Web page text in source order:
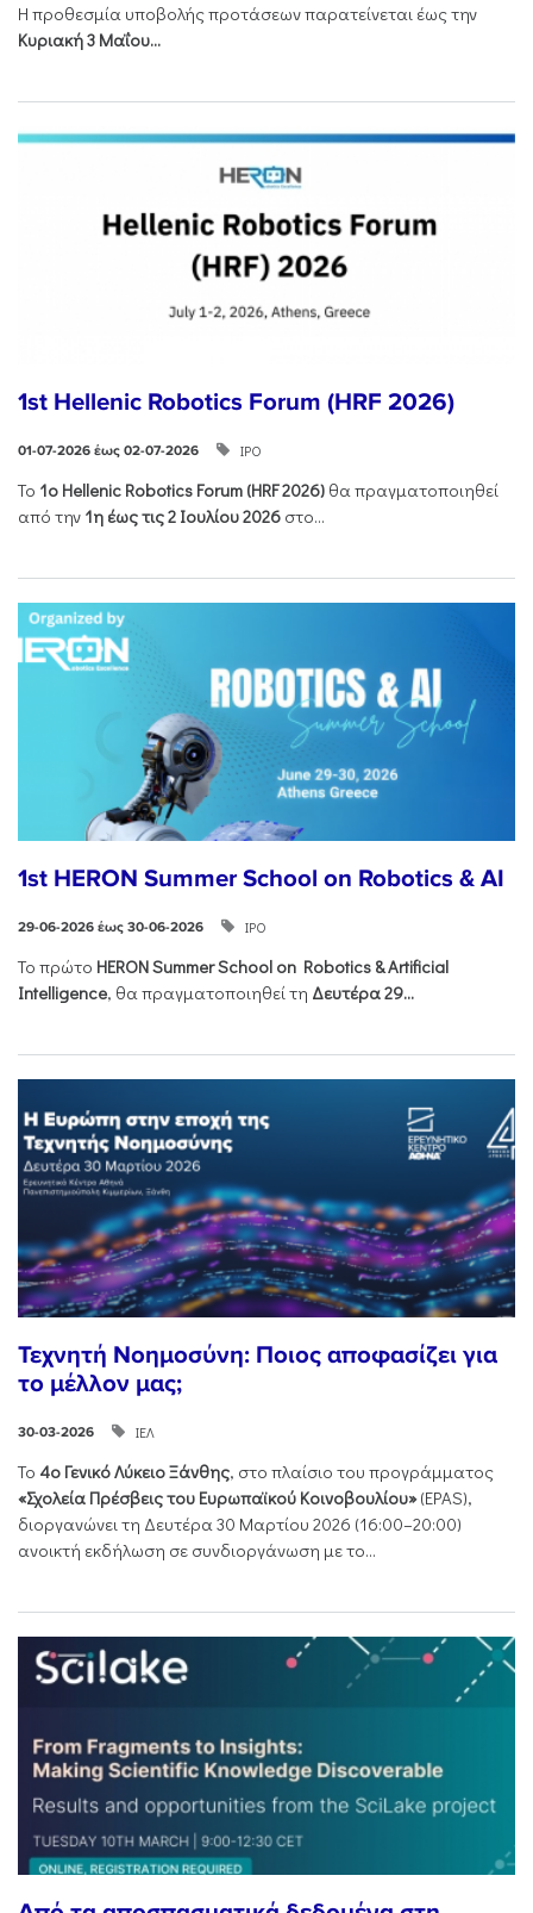
Η προθεσμία υποβολής προτάσεων παρατείνεται έως την
Κυριακή 3 Μαΐου...
1st Hellenic Robotics Forum (HRF 2026)
01-07-2026 έως 02-07-2026 ΙΡΟ
Το 1ο Hellenic Robotics Forum (HRF2026) θα πραγματοποιηθεί
από την 1η έως τις 2 Ιουλίου 2026 στο...
1st HERON Summer School on Robotics & AI
29-06-2026 έως 30-06-2026 ΙΡΟ
Το πρώτο HERONSummerSchool on Robotics &Artificial
Intelligence, θα πραγματοποιηθεί τη Δευτέρα 29...
Τεχνητή Νοημοσύνη: Ποιος αποφασίζει για
το μέλλον μας;
30-03-2026 ΙΕΛ
Το 4ο Γενικό Λύκειο Ξάνθης, στο πλαίσιο του προγράμματος
«Σχολεία Πρέσβεις του Ευρωπαϊκού Κοινοβουλίου»(EPAS),
διοργανώνει τη Δευτέρα 30 Μαρτίου 2026 (16:00–20:00)
ανοικτή εκδήλωση σε συνδιοργάνωση με το...